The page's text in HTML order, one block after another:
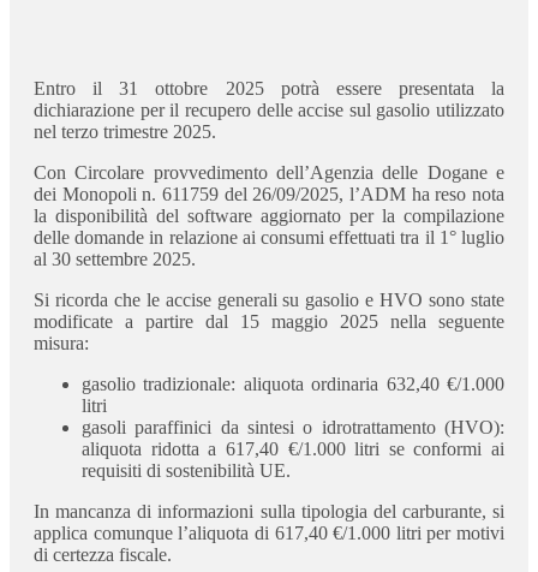
Entro il 31 ottobre 2025 potrà essere presentata la
dichiarazione per il recupero delle accise sul gasolio utilizzato
nel terzo trimestre 2025.
Con Circolare provvedimento dell’Agenzia delle Dogane e
dei Monopoli n. 611759 del 26/09/2025, l’ADM ha reso nota
la disponibilità del software aggiornato per la compilazione
delle domande in relazione ai consumi effettuati tra il 1° luglio
al 30 settembre 2025.
Si ricorda che le accise generali su gasolio e HVO sono state
modificate a partire dal 15 maggio 2025 nella seguente
misura:
gasolio tradizionale: aliquota ordinaria 632,40 €/1.000
litri
gasoli paraffinici da sintesi o idrotrattamento (HVO):
aliquota ridotta a 617,40 €/1.000 litri se conformi ai
requisiti di sostenibilità UE.
In mancanza di informazioni sulla tipologia del carburante, si
applica comunque l’aliquota di 617,40 €/1.000 litri per motivi
di certezza fiscale.